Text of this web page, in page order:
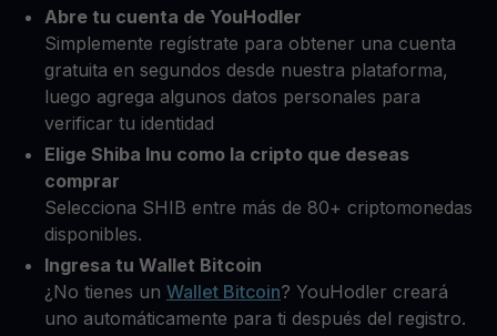
Abre tu cuenta de YouHodler
Simplemente regístrate para obtener una cuenta
gratuita en segundos desde nuestra plataforma,
luego agrega algunos datos personales para
verificar tu identidad
Elige Shiba Inu como la cripto que deseas
comprar
Selecciona SHIB entre más de 80+ criptomonedas
disponibles.
Ingresa tu Wallet Bitcoin
¿No tienes un Wallet Bitcoin? YouHodler creará
uno automáticamente para ti después del registro.